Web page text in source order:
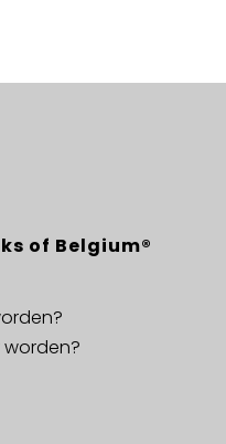
of Belgium®
worden?